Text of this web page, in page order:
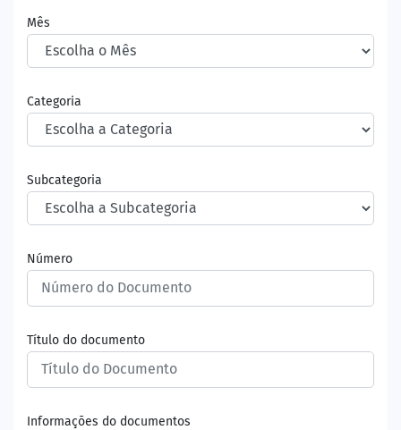
Mês
Categoria
Subcategoria
Número
Título do documento
Informações do documentos